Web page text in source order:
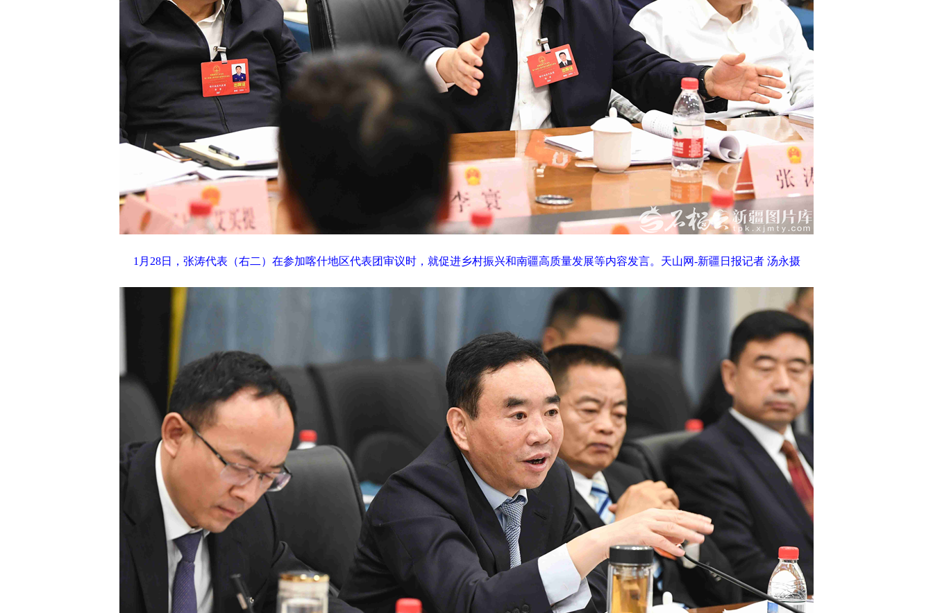
1月28日，张涛代表（右二）在参加喀什地区代表团审议时，就促进乡村振兴和南疆高质量发展等内容发言。天山网-新疆日报记者 汤永摄